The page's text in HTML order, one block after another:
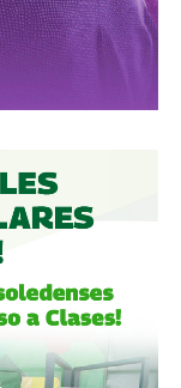
bien, y no
solo en
a un parque
una calle, de una
hacer cosas
ganas y